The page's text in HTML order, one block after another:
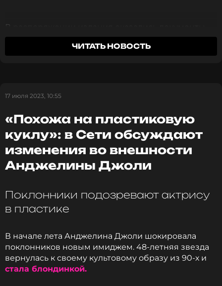
В распоряжении издания оказались документы.
Согласно им, Питт получил совместную опеку над
детьми. Их у звёзд, напомним, шестеро.
российскому бизнесмену. Питта это привело в
отходит Брэду. Взамен он бывшей жене выплатит
внушительную компенсацию.
Фото: соцсети
Читайте нас в ВКонтакте, чтобы
оставаться в курсе событий
ПОДПИСАТЬСЯ
ЧИТАТЬ НОВОСТЬ
17 июля 2023, 10:55
«Похожа на пластиковую
куклу»: в Сети обсуждают
изменения во внешности
Анджелины Джоли
Поклонники подозревают актрису
в пластике
В начале лета Анджелина Джоли шокировала
поклонников новым имиджем. 48-летняя звезда
вернулась к своему культовому образу из 90-х и
стала блондинкой.